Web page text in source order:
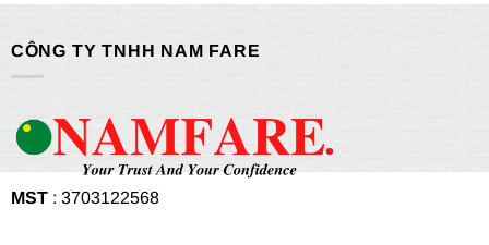
CÔNG TY TNHH NAM FARE
MST: 3703122568